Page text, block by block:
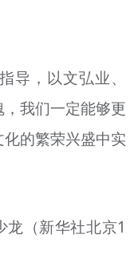
导，以文弘业、
我们一定能够更
的繁荣兴盛中实
龙（新华社北京1